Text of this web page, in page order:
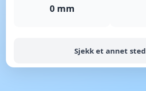
0 mm
Sjekk et annet sted